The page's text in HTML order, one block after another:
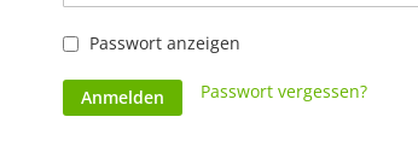
Passwort anzeigen
Anmelden Passwort vergessen?